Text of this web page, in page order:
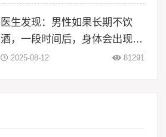
医生发现：男性如果长期不饮
酒，一段时间后，身体会出现5
大变化
2025-08-12 81291